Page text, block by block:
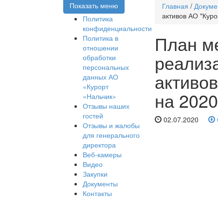
Показать меню
Политика
конфиденциальности
Политика в
отношении
обработки
персональных
данных АО
«Курорт
«Нальчик»
Отзывы наших
гостей
Отзывы и жалобы
для генерального
директора
Веб-камеры
Видео
Закупки
Документы
Контакты
Главная /
активов АО
План
на
02.07.2020